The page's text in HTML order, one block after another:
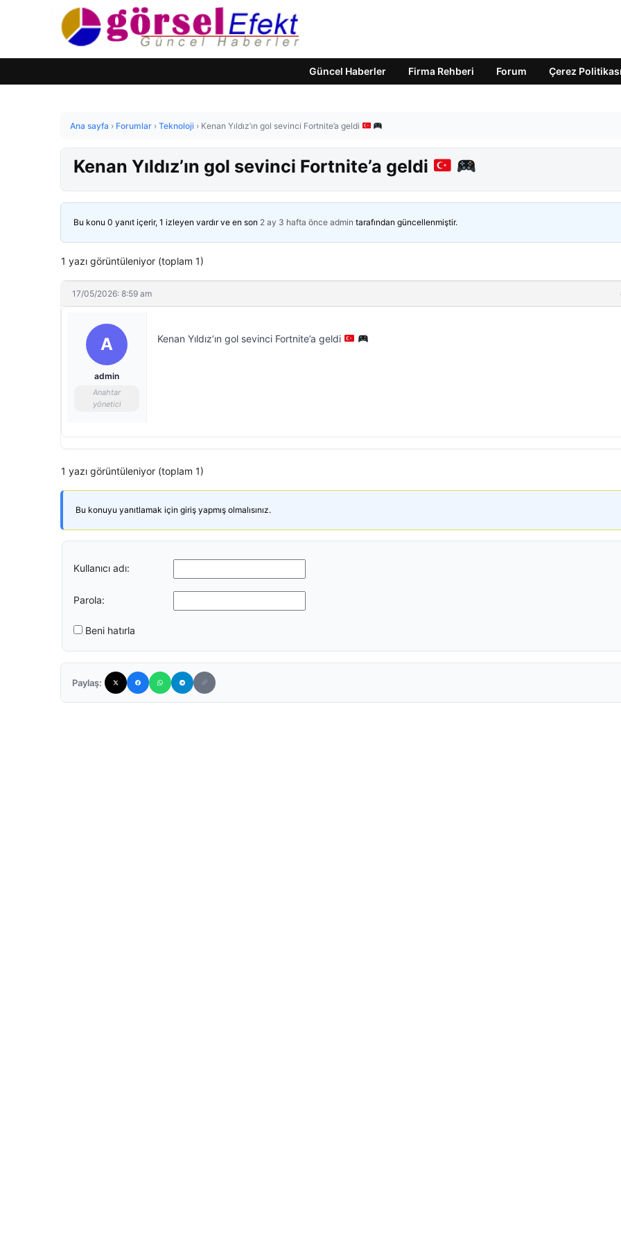
Güncel Haberler Firma Rehberi Forum Çerez Politikası
Ana sayfa › Forumlar › Teknoloji › Kenan Yıldız’ın gol sevinci Fortnite’a geldi
Kenan Yıldız’ın gol sevinci Fortnite’a geldi
Bu konu 0 yanıt içerir, 1 izleyen vardır ve en son 2 ay 3 hafta önce admin tarafından güncellenmiştir.
1 yazı görüntüleniyor (toplam 1)
17/05/2026: 8:59 am
A
admin
Anahtar
yönetici
Kenan Yıldız’ın gol sevinci Fortnite’a geldi
1 yazı görüntüleniyor (toplam 1)
Bu konuyu yanıtlamak için giriş yapmış olmalısınız.
Kullanıcı adı:
Parola:
Beni hatırla
Paylaş: